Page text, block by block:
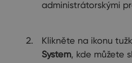
administrátorskými
Klikněte na ikonu
System, kde můžete